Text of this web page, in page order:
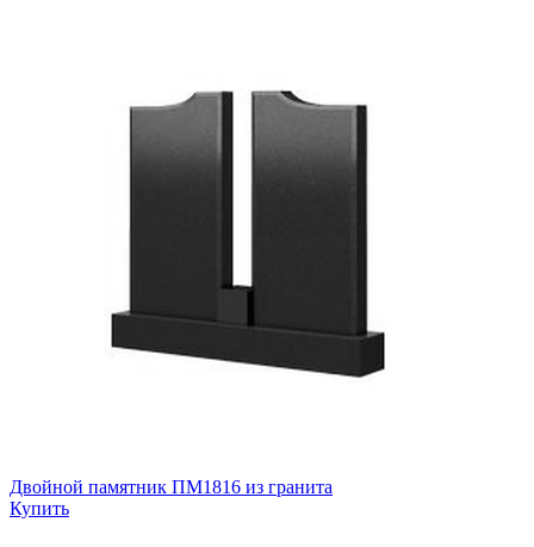
Двойной памятник ПМ1816 из гранита
Купить